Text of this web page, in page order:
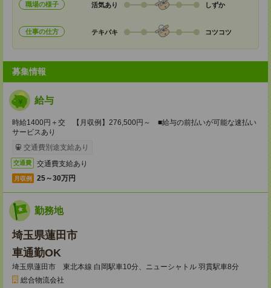
職場の様子 活気あり しずか
仕事の仕方 テキパキ コツコツ
募集情報
給与
時給1400円＋交 【月収例】276,500円～ ■給与の前払いが可能な速払い
サービスあり
交通費別途支給あり
交通費 交通費支給あり
月収例 25～30万円
勤務地
埼玉県蓮田市
車通勤OK
埼玉県蓮田市 東北本線 白岡駅車10分、ニューシャトル 羽貫駅車8分
総合物流会社